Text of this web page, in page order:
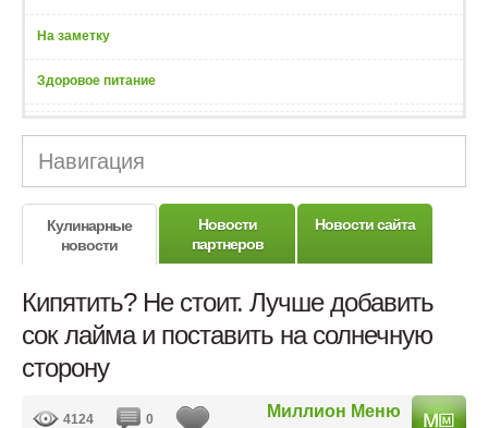
На заметку
Здоровое питание
Навигация
Кулинарные
новости
Новости
партнеров
Новости сайта
Кипятить? Не стоит. Лучше добавить
сок лайма и поставить на солнечную
сторону
Миллион Меню
4124 0